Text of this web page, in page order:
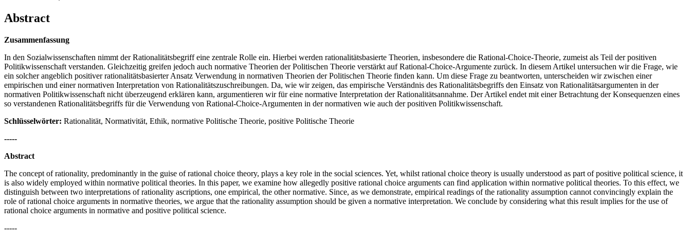
Abstract
Zusammenfassung
In den Sozialwissenschaften nimmt der Rationalitätsbegriff eine zentrale Rolle ein. Hierbei werden rationalitätsbasierte Theorien, insbesondere die Rational-Choice-Theorie, zumeist als Teil der positiven
Politikwissenschaft verstanden. Gleichzeitig greifen jedoch auch normative Theorien der Politischen Theorie verstärkt auf Rational-Choice-Argumente zurück. In diesem Artikel untersuchen wir die Frage, wie
ein solcher angeblich positiver rationalitätsbasierter Ansatz Verwendung in normativen Theorien der Politischen Theorie finden kann. Um diese Frage zu beantworten, unterscheiden wir zwischen einer
empirischen und einer normativen Interpretation von Rationalitätszuschreibungen. Da, wie wir zeigen, das empirische Verständnis des Rationalitätsbegriffs den Einsatz von Rationalitätsargumenten in der
normativen Politikwissenschaft nicht überzeugend erklären kann, argumentieren wir für eine normative Interpretation der Rationalitätsannahme. Der Artikel endet mit einer Betrachtung der Konsequenzen eines
so verstandenen Rationalitätsbegriffs für die Verwendung von Rational-Choice-Argumenten in der normativen wie auch der positiven Politikwissenschaft.
Schlüsselwörter: Rationalität, Normativität, Ethik, normative Politische Theorie, positive Politische Theorie
-----
Abstract
The concept of rationality, predominantly in the guise of rational choice theory, plays a key role in the social sciences. Yet, whilst rational choice theory is usually understood as part of positive political science, it
is also widely employed within normative political theories. In this paper, we examine how allegedly positive rational choice arguments can find application within normative political theories. To this effect, we
distinguish between two interpretations of rationality ascriptions, one empirical, the other normative. Since, as we demonstrate, empirical readings of the rationality assumption cannot convincingly explain the
role of rational choice arguments in normative theories, we argue that the rationality assumption should be given a normative interpretation. We conclude by considering what this result implies for the use of
rational choice arguments in normative and positive political science.
-----